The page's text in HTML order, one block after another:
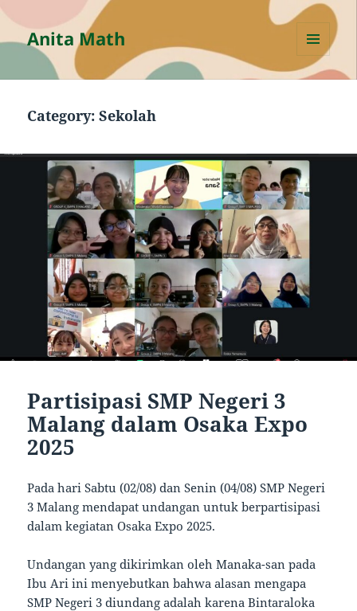
Anita Math
MENU
AND
Category:Sekolah
Partisipasi SMP Negeri 3
Malang dalam Osaka Expo
2025
Pada hari Sabtu (02/08) dan Senin (04/08) SMP Negeri
3 Malang mendapat undangan untuk berpartisipasi
dalam kegiatan Osaka Expo 2025.
Undangan yang dikirimkan oleh Manaka-san pada
Ibu Ari ini menyebutkan bahwa alasan mengapa
SMP Negeri 3 diundang adalah karena Bintaraloka